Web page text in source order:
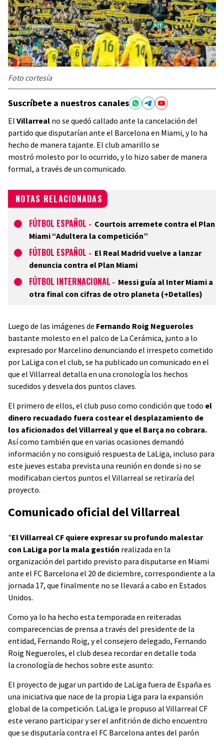
Foto cortesía
Suscríbete a nuestros canales
El Villarreal no se quedó callado ante la cancelación del
partido que disputarían ante el Barcelona en Miami, y lo ha
hecho de manera tajante. El club amarillo se
mostró molesto por lo ocurrido, y lo hizo saber de manera
formal, a través de un comunicado.
NOTAS RELACIONADAS
FÚTBOL ESPAÑOL - Courtois arremete contra el Plan
Miami “Adultera la competición”
FÚTBOL ESPAÑOL - El Real Madrid vuelve a lanzar
denuncia contra el Plan Miami
FÚTBOL INTERNACIONAL - Messi guía al Inter Miami a
otra final con cifras de otro planeta (+Detalles)
Luego de las imágenes de Fernando Roig Negueroles
bastante molesto en el palco de La Cerámica, junto a lo
expresado por Marcelino denunciando el irrespeto cometido
por LaLiga con el club, se ha publicado un comunicado en el
que el Villarreal detalla en una cronología los hechos
sucedidos y desvela dos puntos claves.
El primero de ellos, el club puso como condición que todo el
dinero recuadado fuera costear el desplazamiento de
los aficionados del Villarreal y que el Barça no cobrara.
Así como también que en varias ocasiones demandó
información y no consiguió respuesta de LaLiga, incluso para
este jueves estaba prevista una reunión en donde si no se
modificaban ciertos puntos el Villarreal se retiraría del
proyecto.
Comunicado oficial del Villarreal
"El Villarreal CF quiere expresar su profundo malestar
con LaLiga por la mala gestión realizada en la
organización del partido previsto para disputarse en Miami
ante el FC Barcelona el 20 de diciembre, correspondiente a la
jornada 17, que finalmente no se llevará a cabo en Estados
Unidos.
Como ya lo ha hecho esta temporada en reiteradas
comparecencias de prensa a través del presidente de la
entidad, Fernando Roig, y el consejero delegado, Fernando
Roig Negueroles, el club desea recordar en detalle toda
la cronología de hechos sobre este asunto:
El proyecto de jugar un partido de LaLiga fuera de España es
una iniciativa que nace de la propia Liga para la expansión
global de la competición. LaLiga le propuso al Villarreal CF
este verano participar y ser el anfitrión de dicho encuentro
que se disputaría contra el FC Barcelona antes del parón